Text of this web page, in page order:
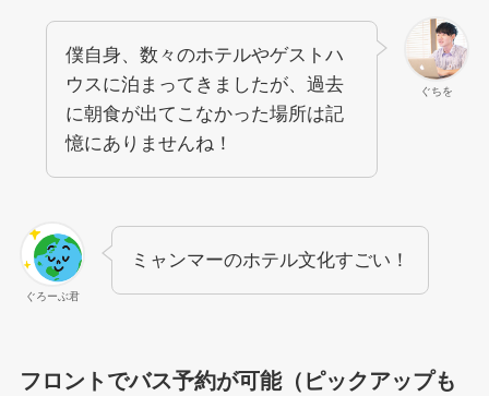
ぐちを
僕自身、数々のホテルやゲストハ
ウスに泊まってきましたが、過去
に朝食が出てこなかった場所は記
憶にありませんね！
ぐろーぶ君
ミャンマーのホテル文化すごい！
フロントでバス予約が可能（ピックアップも